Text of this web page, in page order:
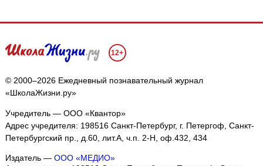
12+
© 2000–2026 Ежедневный познавательный журнал
«ШколаЖизни.ру»
Учредитель — ООО «Квантор»
Адрес учредителя: 198516 Санкт-Петербург, г. Петергоф, Санкт-
Петербургский пр., д.60, лит.А, ч.п. 2-Н, оф.432, 434
Издатель — ООО «МЕДИО»